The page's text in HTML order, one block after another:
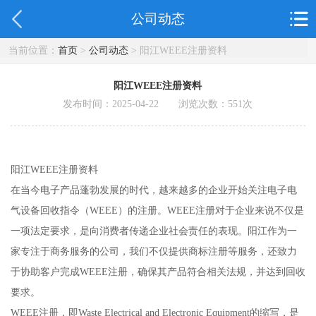
公司动态
当前位置： 首页> 公司动态> 阳江WEEE注册资料
阳江WEEE注册资料
发布时间：2025-04-22 浏览次数： 551次
阳江WEEE注册资料
在当今电子产品蓬勃发展的时代，越来越多的企业开始关注电子电
气设备回收指令（WEEE）的注册。WEEE注册对于企业来说不仅是
一项法定要求，是向消费者传递企业社会责任的表现。阳江作为一
家专注于商务服务的公司，我们不仅提供商标注册等服务，还致力
于协助客户完成WEEE注册，确保其产品符合相关法规，并达到回收
要求。
WEEE注册，即Waste Electrical and Electronic Equipment的缩写，是